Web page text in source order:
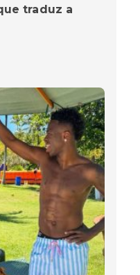
traduz a